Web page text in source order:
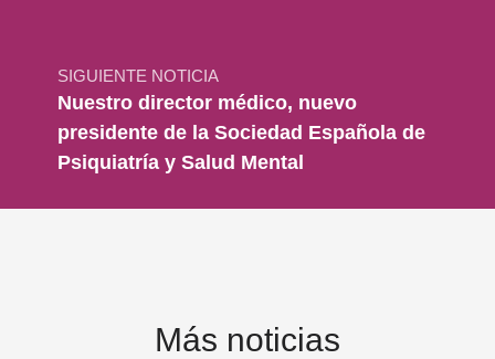
SIGUIENTE NOTICIA
Nuestro director médico, nuevo
presidente de la Sociedad Española de
Psiquiatría y Salud Mental
Más noticias